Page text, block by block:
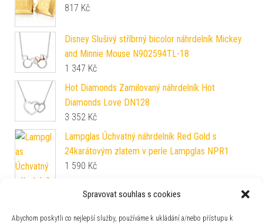
Spravovat souhlas s cookies
Abychom poskytli co nejlepší služby, používáme k ukládání a/nebo přístupu k
817 Kč
Disney Slušivý stříbrný bicolor náhrdelník Mickey
and Minnie Mouse N902594TL-18
1 347 Kč
Hot Diamonds Zamilovaný náhrdelník Hot
Diamonds Love DN128
3 352 Kč
Lampglas Úchvatný náhrdelník Red Gold s
24karátovým zlatem v perle Lampglas NPR1
1 590 Kč